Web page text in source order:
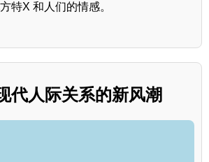
特X 和人们的情感。
代人际关系的新风潮